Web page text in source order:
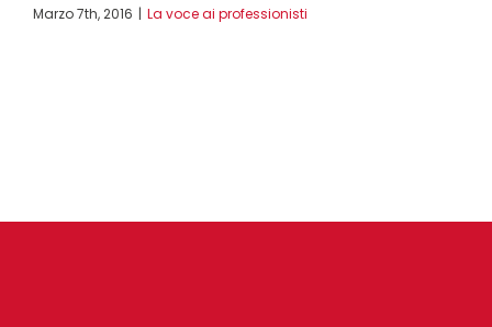
Marzo 7th, 2016 | La voce ai professionisti